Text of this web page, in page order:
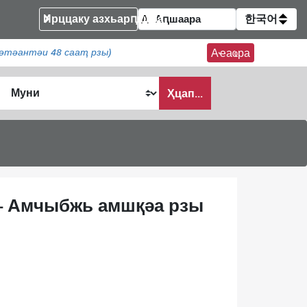
Ирццаку азхьарԥшқәа 한국어
48 сааҭ рзы) Аҽаҩра
Ҳцап...
- Амчыбжь амшқәа рзы